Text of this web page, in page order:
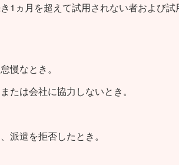
1ヵ月を超えて試用されない者および
慢なとき。
たは会社に協力しないとき。
派遣を拒否したとき。